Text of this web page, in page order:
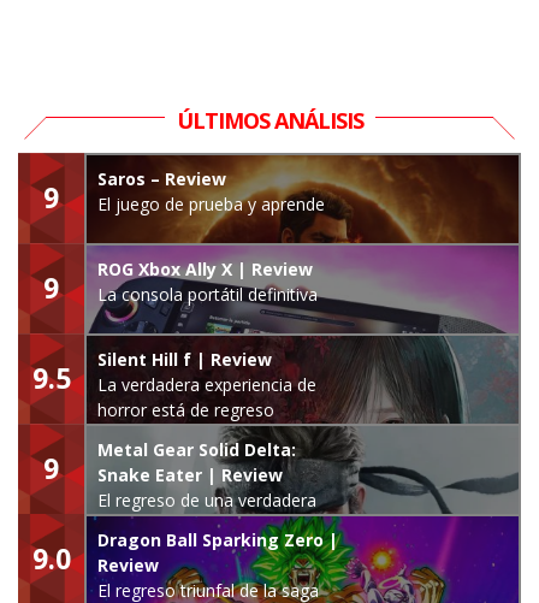
ÚLTIMOS ANÁLISIS
9
Saros – Review
El juego de prueba y aprende
9
ROG Xbox Ally X | Review
La consola portátil definitiva
9.5
Silent Hill f | Review
La verdadera experiencia de
horror está de regreso
9
Metal Gear Solid Delta:
Snake Eater | Review
El regreso de una verdadera
leyenda
9.0
Dragon Ball Sparking Zero |
Review
El regreso triunfal de la saga